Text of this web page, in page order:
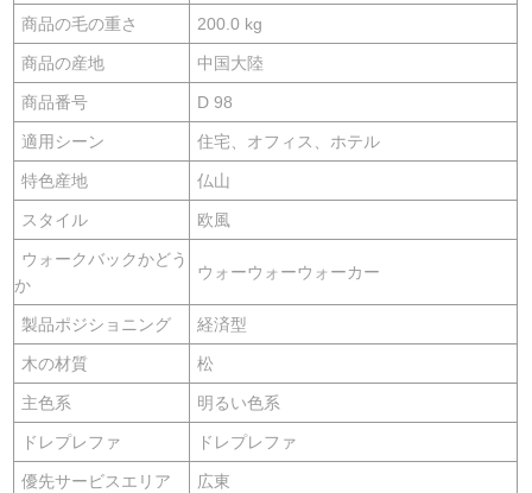
商品の毛の重さ 200.0 kg
商品の産地 中国大陸
商品番号 D 98
適用シーン 住宅、オフィス、ホテル
特色産地 仏山
スタイル 欧風
ウォークバックかどう
か
ウォーウォーウォーカー
製品ポジショニング 経済型
木の材質 松
主色系 明るい色系
ドレプレファ ドレプレファ
優先サービスエリア 広東